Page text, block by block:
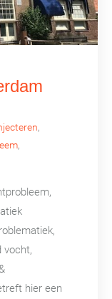
,
,
vocht,
hier een